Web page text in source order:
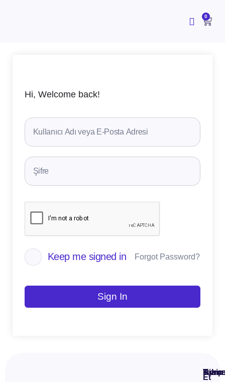
0
Hi, Welcome back!
Keep me signed in Forgot Password?
Sign In
Takip
Et